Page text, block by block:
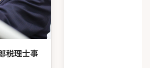
税理士事